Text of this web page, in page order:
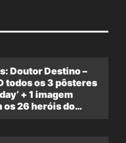
Doutor Destino –
todos os 3 pôsteres
+ 1 imagem
26 heróis do